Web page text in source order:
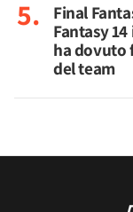
Final
Fantasy
ha dovuto
del team